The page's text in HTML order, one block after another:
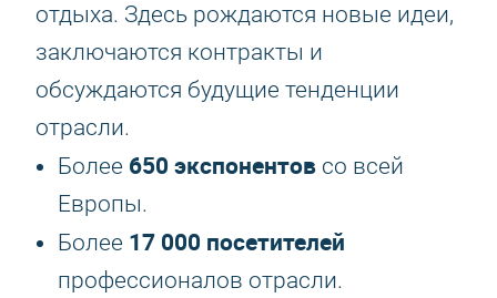
отдыха. Здесь рождаются новые идеи,
заключаются контракты и
обсуждаются будущие тенденции
отрасли.
Более 650 экспонентов со всей
Европы.
Более 17 000 посетителей
профессионалов отрасли.